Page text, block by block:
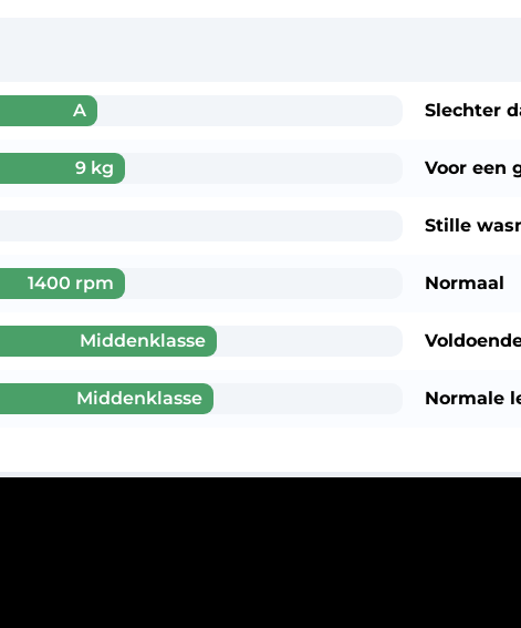
A Slechter
9 kg Voor een
Stille
1400 rpm Normaal
Middenklasse
Middenklasse Normale